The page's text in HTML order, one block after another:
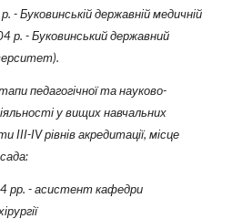
- Буковинській державній медичній
р. - Буковинський державний
педагогічної та науково-
у вищих навчальних
ІІІ-ІV рівнів акредитації, місце
- асистент кафедри